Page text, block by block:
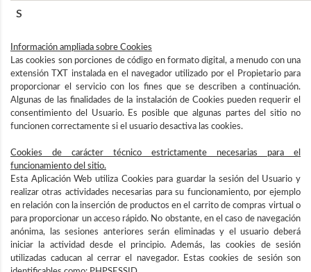
S
Información ampliada sobre Cookies
Las cookies son porciones de código en formato digital, a menudo con una
extensión TXT instalada en el navegador utilizado por el Propietario para
proporcionar el servicio con los fines que se describen a continuación.
Algunas de las finalidades de la instalación de Cookies pueden requerir el
consentimiento del Usuario. Es posible que algunas partes del sitio no
funcionen correctamente si el usuario desactiva las cookies.
Cookies de carácter técnico estrictamente necesarias para el
funcionamiento del sitio.
Esta Aplicación Web utiliza Cookies para guardar la sesión del Usuario y
realizar otras actividades necesarias para su funcionamiento, por ejemplo
en relación con la inserción de productos en el carrito de compras virtual o
para proporcionar un acceso rápido. No obstante, en el caso de navegación
anónima, las sesiones anteriores serán eliminadas y el usuario deberá
iniciar la actividad desde el principio. Además, las cookies de sesión
utilizadas caducan al cerrar el navegador. Estas cookies de sesión son